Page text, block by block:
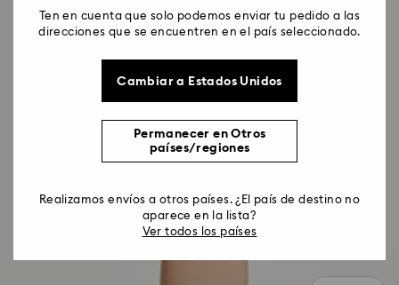
Ten en cuenta que solo podemos enviar tu pedido a las
direcciones que se encuentren en el país seleccionado.
Cambiar a Estados Unidos
Permanecer en Otros
países/regiones
Realizamos envíos a otros países. ¿El país de destino no
aparece en la lista?
Ver todos los países